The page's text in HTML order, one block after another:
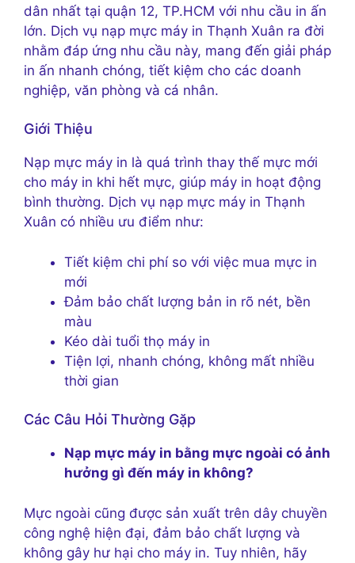
dân nhất tại quận 12, TP.HCM với nhu cầu in ấn
lớn. Dịch vụ nạp mực máy in Thạnh Xuân ra đời
nhằm đáp ứng nhu cầu này, mang đến giải pháp
in ấn nhanh chóng, tiết kiệm cho các doanh
nghiệp, văn phòng và cá nhân.
Giới Thiệu
Nạp mực máy in là quá trình thay thế mực mới
cho máy in khi hết mực, giúp máy in hoạt động
bình thường. Dịch vụ nạp mực máy in Thạnh
Xuân có nhiều ưu điểm như:
Tiết kiệm chi phí so với việc mua mực in
mới
Đảm bảo chất lượng bản in rõ nét, bền
màu
Kéo dài tuổi thọ máy in
Tiện lợi, nhanh chóng, không mất nhiều
thời gian
Các Câu Hỏi Thường Gặp
Nạp mực máy in bằng mực ngoài có ảnh
hưởng gì đến máy in không?
Mực ngoài cũng được sản xuất trên dây chuyền
công nghệ hiện đại, đảm bảo chất lượng và
không gây hư hại cho máy in. Tuy nhiên, hãy